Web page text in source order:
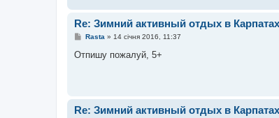
Re: Зимний активный отдых в Карпатах
П
в
н
Rasta » 14 січня 2016, 11:37
Отпишу пожалуй, 5+
Re: Зимний активный отдых в Карпатах